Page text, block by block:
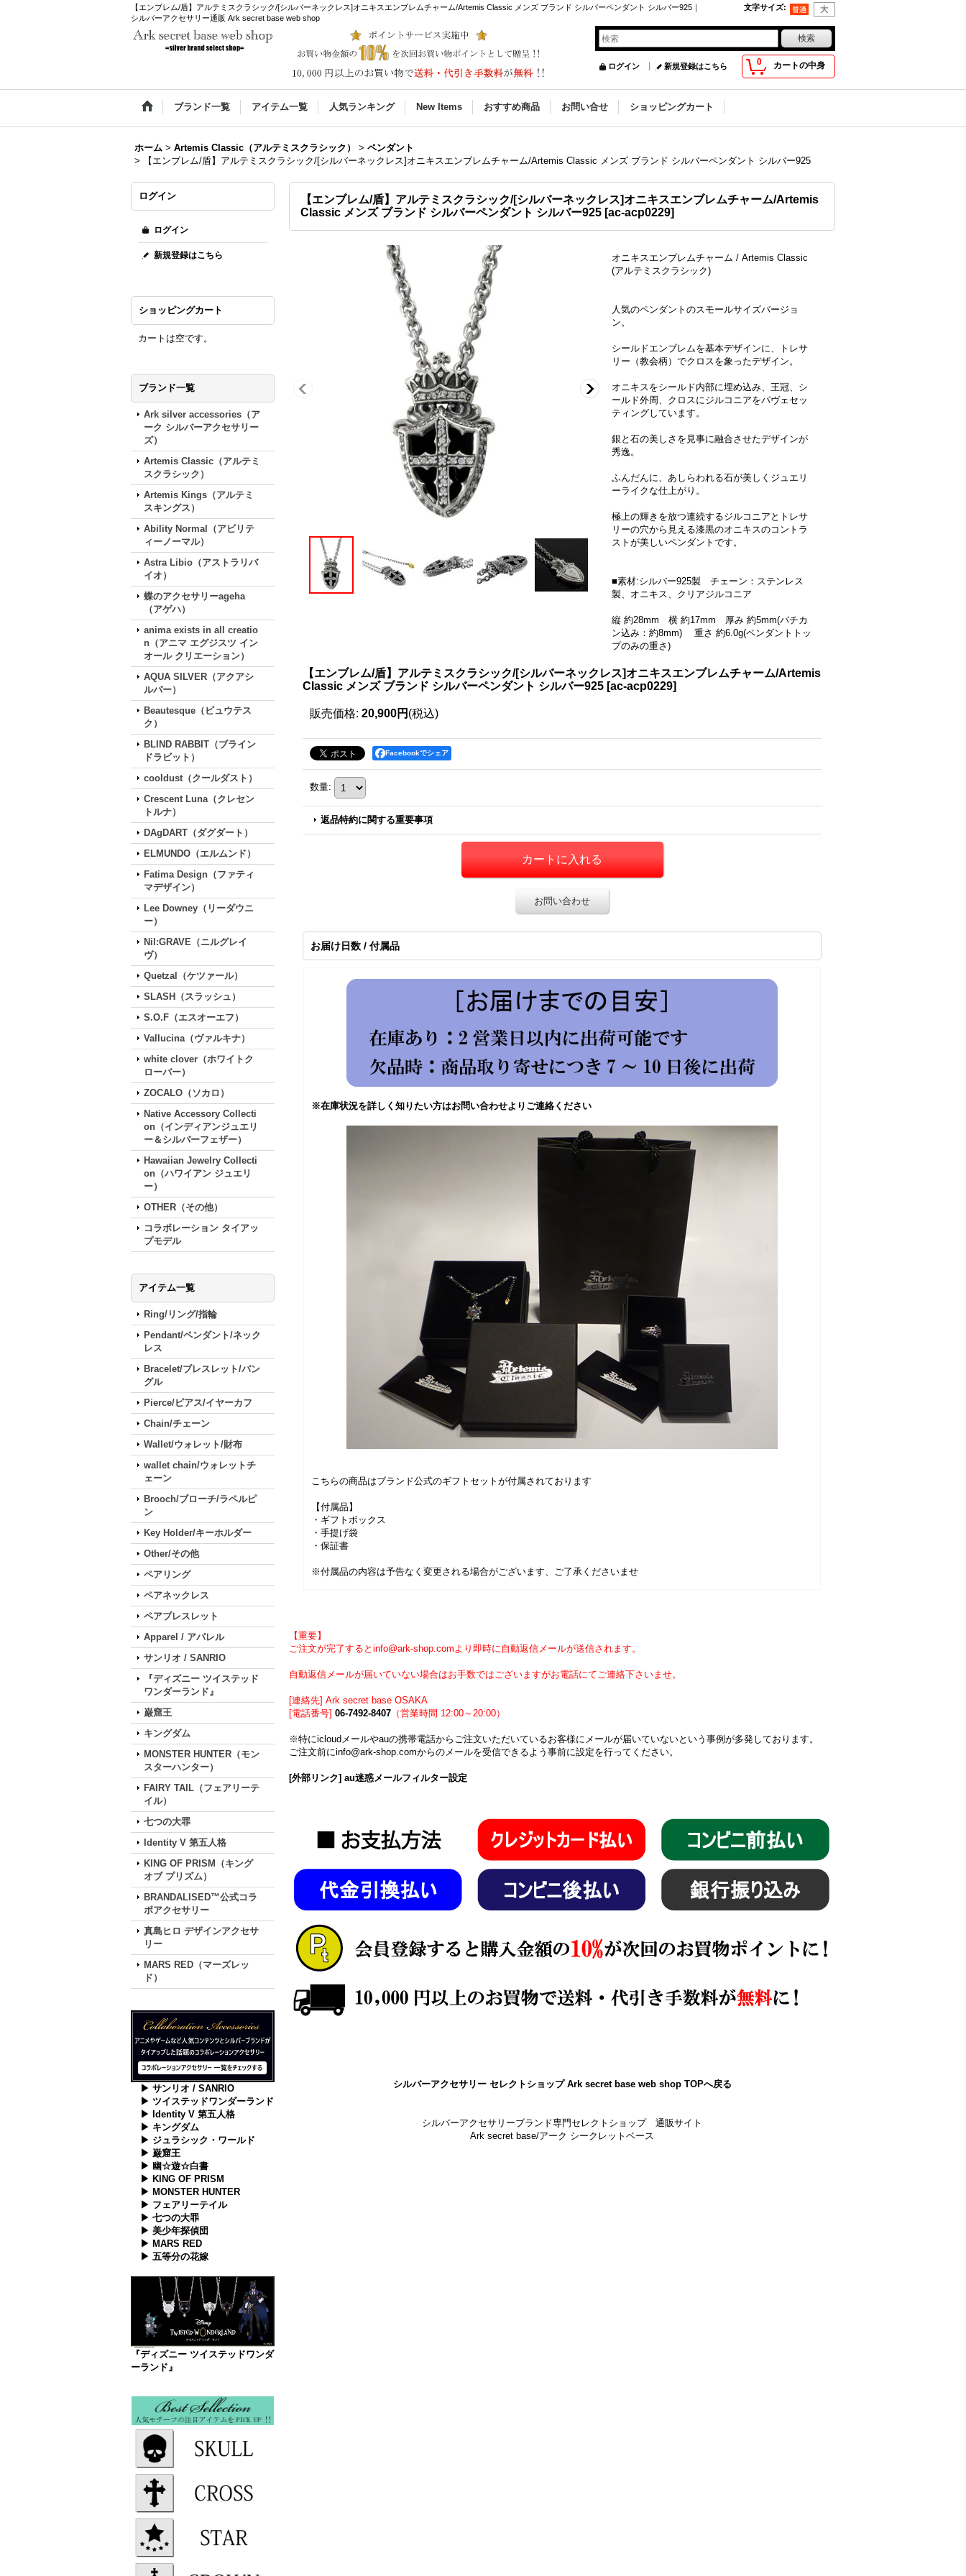
【エンブレム/盾】アルテミスクラシック/[シルバーネックレス]オニキスエンブレムチャーム/Artemis Classic メンズ ブランド シルバーペンダント シルバー925｜
シルバーアクセサリー通販 Ark secret base web shop
文字サイズ:
0 カートの中身
ログイン 新規登録はこちら
ブランド一覧 アイテム一覧 人気ランキング New Items おすすめ商品 お問い合せ ショッピングカート
ホーム > Artemis Classic（アルテミスクラシック） > ペンダント
>
【エンブレム/盾】アルテミスクラシック/[シルバーネックレス]オニキスエンブレムチャーム/Artemis Classic メンズ ブランド シルバーペンダント シルバー925
ログイン
ログイン
新規登録はこちら
ショッピングカート
カートは空です。
ブランド一覧
Ark silver accessories（ア
ーク シルバーアクセサリー
ズ）
Artemis Classic（アルテミ
スクラシック）
Artemis Kings（アルテミ
スキングス）
Ability Normal（アビリテ
ィーノーマル）
Astra Libio（アストラリバ
イオ）
蝶のアクセサリーageha
（アゲハ）
anima exists in all creatio
n（アニマ エグジスツ イン
オール クリエーション）
AQUA SILVER（アクアシ
ルバー）
Beautesque（ビュウテス
ク）
BLIND RABBIT（ブライン
ドラビット）
cooldust（クールダスト）
Crescent Luna（クレセン
トルナ）
DAgDART（ダグダート）
ELMUNDO（エルムンド）
Fatima Design（ファティ
マデザイン）
Lee Downey（リーダウニ
ー）
Nil:GRAVE（ニルグレイ
ヴ）
Quetzal（ケツァール）
SLASH（スラッシュ）
S.O.F（エスオーエフ）
Vallucina（ヴァルキナ）
white clover（ホワイトク
ローバー）
ZOCALO（ソカロ）
Native Accessory Collecti
on（インディアンジュエリ
ー＆シルバーフェザー）
Hawaiian Jewelry Collecti
on（ハワイアン ジュエリ
ー）
OTHER（その他）
コラボレーション タイアッ
プモデル
アイテム一覧
Ring/リング/指輪
Pendant/ペンダント/ネック
レス
Bracelet/ブレスレット/バン
グル
Pierce/ピアス/イヤーカフ
Chain/チェーン
Wallet/ウォレット/財布
wallet chain/ウォレットチ
ェーン
Brooch/ブローチ/ラペルピ
ン
Key Holder/キーホルダー
Other/その他
ペアリング
ペアネックレス
ペアブレスレット
Apparel / アパレル
サンリオ / SANRIO
『ディズニー ツイステッド
ワンダーランド』
巌窟王
キングダム
MONSTER HUNTER（モン
スターハンター）
FAIRY TAIL（フェアリーテ
イル）
七つの大罪
Identity V 第五人格
KING OF PRISM（キング
オブ プリズム）
BRANDALISED™公式コラ
ボアクセサリー
真島ヒロ デザインアクセサ
リー
MARS RED（マーズレッ
ド）
▶ サンリオ / SANRIO
▶ ツイステッドワンダーランド
▶ Identity V 第五人格
▶ キングダム
▶ ジュラシック・ワールド
▶ 巌窟王
▶ 幽☆遊☆白書
▶ KING OF PRISM
▶ MONSTER HUNTER
▶ フェアリーテイル
▶ 七つの大罪
▶ 美少年探偵団
▶ MARS RED
▶ 五等分の花嫁
『ディズニー ツイステッドワンダ
ーランド』
【エンブレム/盾】アルテミスクラシック/[シルバーネックレス]オニキスエンブレムチャーム/Artemis
Classic メンズ ブランド シルバーペンダント シルバー925 [ac-acp0229]
オニキスエンブレムチャーム / Artemis Classic
(アルテミスクラシック)
人気のペンダントのスモールサイズバージョ
ン。
シールドエンブレムを基本デザインに、トレサ
リー（教会柄）でクロスを象ったデザイン。
オニキスをシールド内部に埋め込み、王冠、シ
ールド外周、クロスにジルコニアをパヴェセッ
ティングしています。
銀と石の美しさを見事に融合させたデザインが
秀逸。
ふんだんに、あしらわれる石が美しくジュエリ
ーライクな仕上がり。
極上の輝きを放つ連続するジルコニアとトレサ
リーの穴から見える漆黒のオニキスのコントラ
ストが美しいペンダントです。
■素材:シルバー925製 チェーン：ステンレス
製、オニキス、クリアジルコニア
縦 約28mm 横 約17mm 厚み 約5mm(バチカ
ン込み：約8mm) 重さ 約6.0g(ペンダントトッ
プのみの重さ)
【エンブレム/盾】アルテミスクラシック/[シルバーネックレス]オニキスエンブレムチャーム/Artemis
Classic メンズ ブランド シルバーペンダント シルバー925 [ac-acp0229]
販売価格: 20,900円 (税込)
Facebookでシェア
数量:
返品特約に関する重要事項
お問い合わせ
お届け日数 / 付属品
※在庫状況を詳しく知りたい方はお問い合わせよりご連絡ください
こちらの商品はブランド公式のギフトセットが付属されております
【付属品】
・ギフトボックス
・手提げ袋
・保証書
※付属品の内容は予告なく変更される場合がございます、ご了承くださいませ
【重要】
ご注文が完了するとinfo@ark-shop.comより即時に自動返信メールが送信されます。
自動返信メールが届いていない場合はお手数ではございますがお電話にてご連絡下さいませ。
[連絡先] Ark secret base OSAKA
[電話番号] 06-7492-8407 （営業時間 12:00～20:00）
※特にicloudメールやauの携帯電話からご注文いただいているお客様にメールが届いていないという事例が多発しております。
ご注文前にinfo@ark-shop.comからのメールを受信できるよう事前に設定を行ってください。
[外部リンク] au迷惑メールフィルター設定
シルバーアクセサリー セレクトショップ Ark secret base web shop TOPへ戻る
シルバーアクセサリーブランド専門セレクトショップ 通販サイト
Ark secret base/アーク シークレットベース